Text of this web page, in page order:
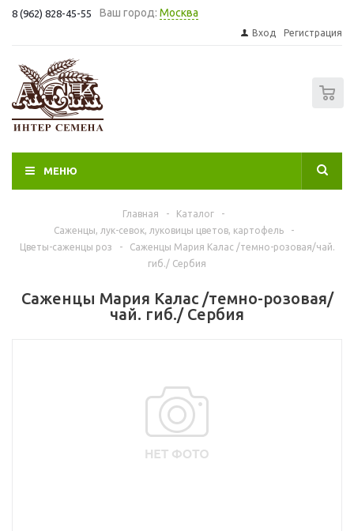
8 (962) 828-45-55 Ваш город: Москва
Вход Регистрация
МЕНЮ
Главная - Каталог
-
Саженцы, лук-севок, луковицы цветов, картофель
-
Цветы-саженцы роз
-
Саженцы Мария Калас /темно-розовая/чай.
гиб./ Сербия
Саженцы Мария Калас /темно-розовая/
чай. гиб./ Сербия